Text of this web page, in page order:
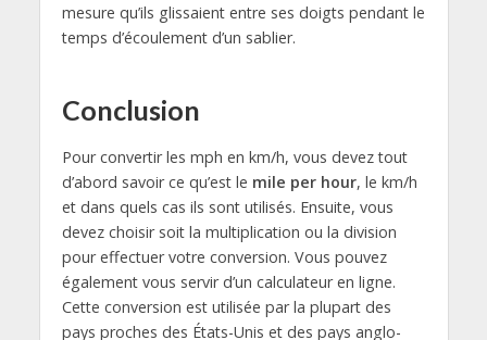
mesure qu’ils glissaient entre ses doigts pendant le
temps d’écoulement d’un sablier.
Conclusion
Pour convertir les mph en km/h, vous devez tout
d’abord savoir ce qu’est le mile per hour, le km/h
et dans quels cas ils sont utilisés. Ensuite, vous
devez choisir soit la multiplication ou la division
pour effectuer votre conversion. Vous pouvez
également vous servir d’un calculateur en ligne.
Cette conversion est utilisée par la plupart des
pays proches des États-Unis et des pays anglo-